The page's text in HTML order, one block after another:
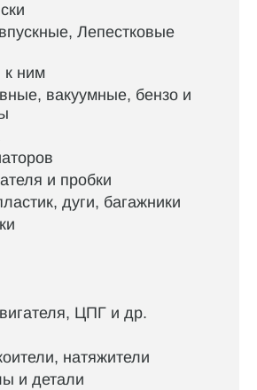
Лепестковые
к ним
вакуумные, бензо и
и пробки
дуги, багажники
ЦПГ и др.
натяжители
и детали